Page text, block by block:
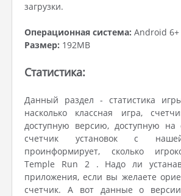
загрузки.
Операционная система: Android 6+
Размер: 192MB
Статистика:
Данный раздел - статистика
насколько классная игра,
доступную версию, доступную на
счетчик установок с
проинформирует, сколько
Temple Run 2 . Надо ли
приложения, если вы желаете
счетчик. А вот данные о